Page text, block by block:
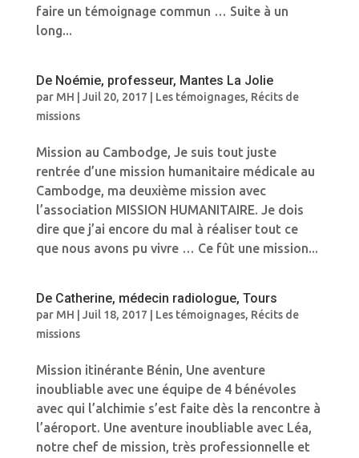
faire un témoignage commun … Suite à un
long...
De Noémie, professeur, Mantes La Jolie
par MH Juil 20, 2017 Les témoignages, Récits de
missions
Mission au Cambodge, Je suis tout juste
rentrée d’une mission humanitaire médicale au
Cambodge, ma deuxième mission avec
l’association MISSION HUMANITAIRE. Je dois
dire que j’ai encore du mal à réaliser tout ce
que nous avons pu vivre … Ce fût une mission...
De Catherine, médecin radiologue, Tours
par MH Juil 18, 2017 Les témoignages, Récits de
missions
Mission itinérante Bénin, Une aventure
inoubliable avec une équipe de 4 bénévoles
avec qui l’alchimie s’est faite dès la rencontre à
l’aéroport. Une aventure inoubliable avec Léa,
notre chef de mission, très professionnelle et